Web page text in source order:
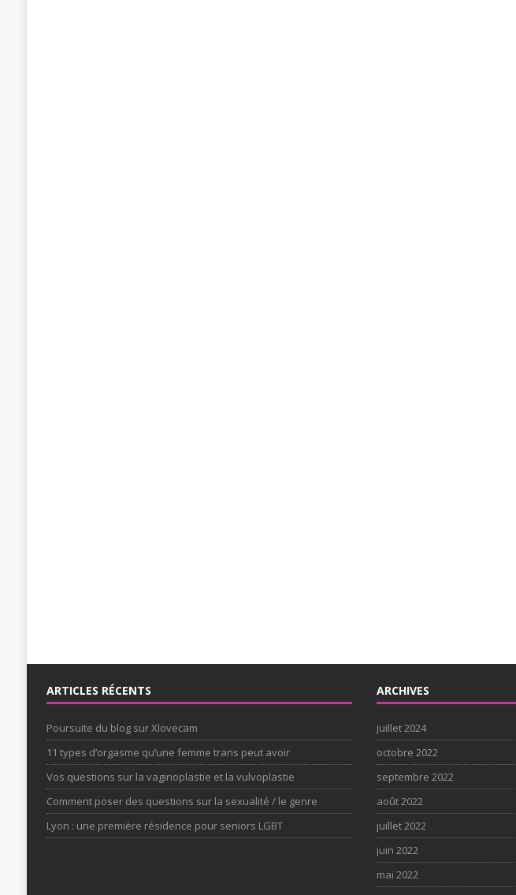
ARTICLES RÉCENTS
Poursuite du blog sur Xlovecam
11 types d’orgasme qu’une femme trans peut avoir
Vos questions sur la vaginoplastie et la vulvoplastie
Comment poser des questions sur la sexualité / le genre
Lyon : une première résidence pour seniors LGBT
ARCHIVES
juillet 2024
octobre 2022
septembre 2022
août 2022
juillet 2022
juin 2022
mai 2022